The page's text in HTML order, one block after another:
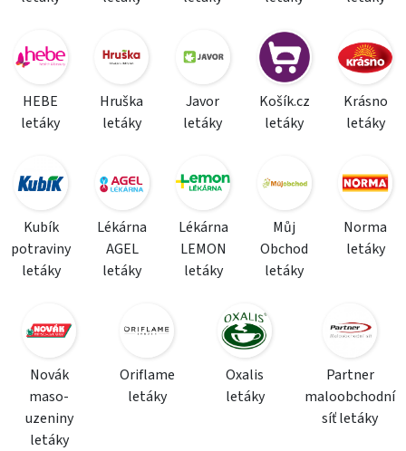
HEBE
letáky
Hruška
letáky
Javor
letáky
Košík.cz
letáky
Krásno
letáky
Kubík
potraviny
letáky
Lékárna
AGEL
letáky
Lékárna
LEMON
letáky
Můj
Obchod
letáky
Norma
letáky
Novák
maso-
uzeniny
letáky
Oriflame
letáky
Oxalis
letáky
Partner
maloobchodní
síť letáky